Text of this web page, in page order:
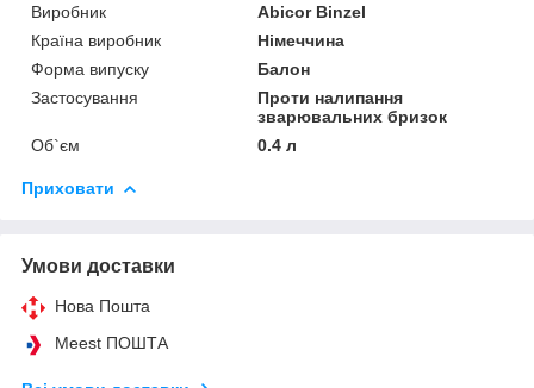
Виробник
Abicor Binzel
Країна виробник
Німеччина
Форма випуску
Балон
Застосування
Проти налипання
зварювальних бризок
Об`єм
0.4 л
Приховати
Умови доставки
Нова Пошта
Meest ПОШТА